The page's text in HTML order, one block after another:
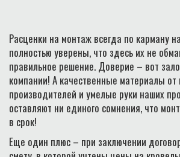
Расценки на монтаж всегда по карману
полностью уверены, что здесь их не
правильное решение. Доверие – вот
компании! А качественные материалы от
производителей и умелые руки наших
оставляют ни единого сомнения, что
в срок!
Еще один плюс – при заключении